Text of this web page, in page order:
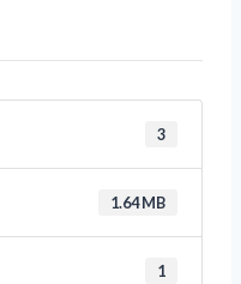
3
1.64 MB
1